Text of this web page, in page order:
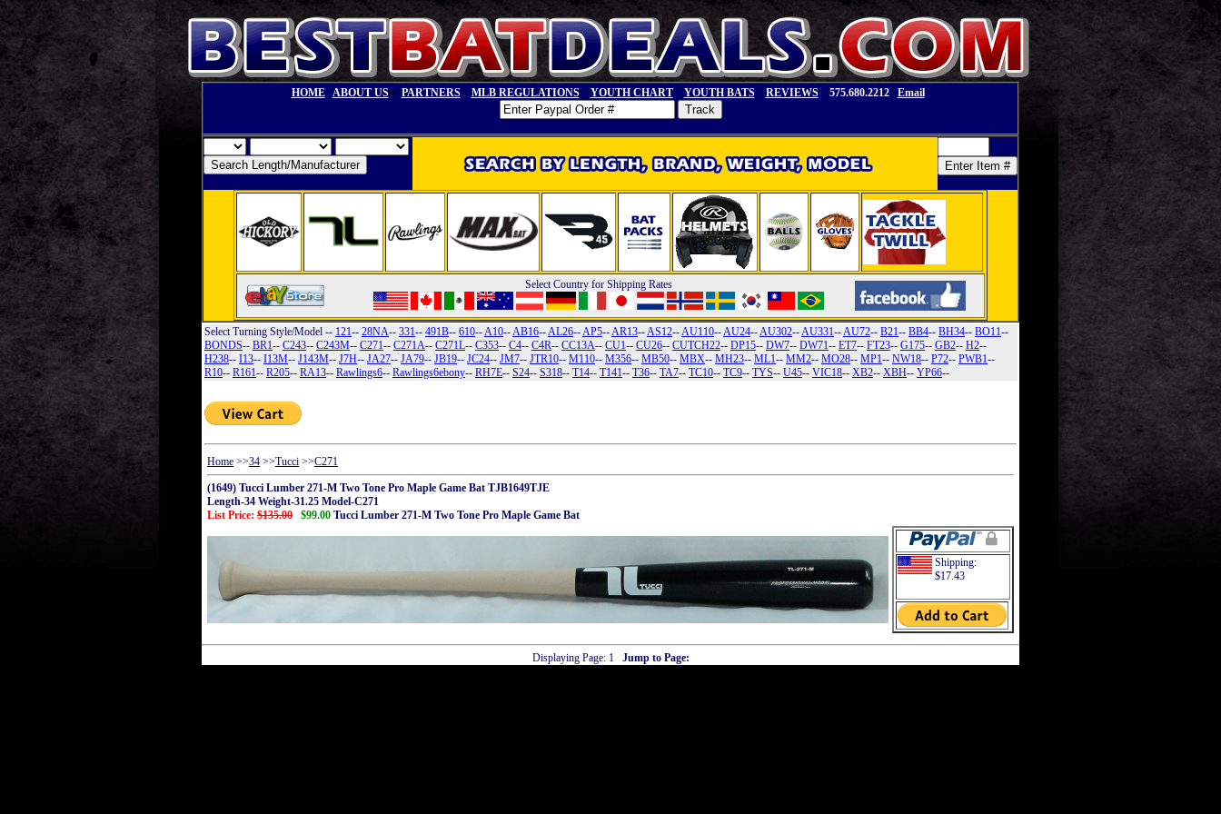
HOME ABOUT US-- PARTNERS MLB REGULATIONS YOUTH CHART YOUTH BATS REVIEWS 575.680.2212 Email
Select Country for Shipping Rates
Select Turning Style/Model -- 121-- 28NA-- 331-- 491B-- 610--A10--AB16--AL26--AP5--AR13--AS12--AU110--AU24--AU302--AU331--AU72-- B21-- BB4-- BH34-- BO11--
BONDS-- BR1-- C243-- C243M-- C271-- C271A-- C271L-- C353-- C4-- C4R-- CC13A-- CU1-- CU26-- CUTCH22-- DP15-- DW7-- DW71-- ET7-- FT23-- G175-- GB2-- H2--
H238-- I13-- I13M-- J143M-- J7H-- JA27-- JA79-- JB19-- JC24-- JM7-- JTR10-- M110-- M356-- MB50-- MBX-- MH23-- ML1-- MM2-- MO28-- MP1-- NW18-- P72-- PWB1--
R10-- R161-- R205-- RA13-- Rawlings6-- Rawlings6ebony-- RH7E-- S24-- S318-- T14-- T141-- T36-- TA7-- TC10-- TC9-- TYS-- U45-- VIC18-- XB2-- XBH-- YP66--
Home >>34 >>Tucci >>C271
(1649) Tucci Lumber 271-M Two Tone Pro Maple Game Bat TJB1649TJE
Length-34 Weight-31.25 Model-C271
List Price: $135.00 $99.00 Tucci Lumber 271-M Two Tone Pro Maple Game Bat
Shipping:
$17.43
Displaying Page:1 Jump to Page: